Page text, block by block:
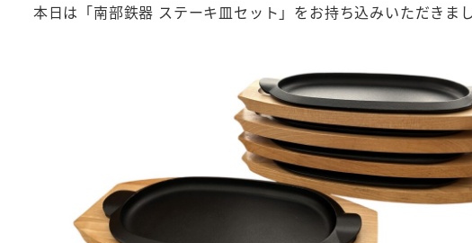
本日は「南部鉄器 ステーキ皿セット」をお持ち込みいただきま